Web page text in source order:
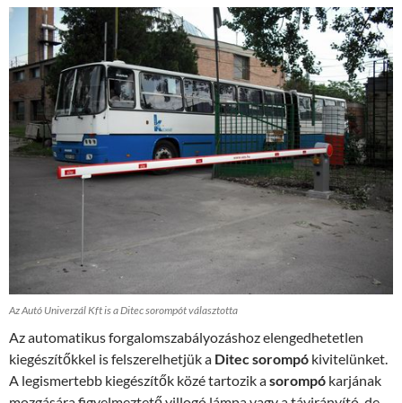
Az Autó Univerzál Kft is a Ditec sorompót választotta
Az automatikus forgalomszabályozáshoz elengedhetetlen
kiegészítőkkel is felszerelhetjük a Ditec sorompó kivitelünket.
A legismertebb kiegészítők közé tartozik asorompó karjának